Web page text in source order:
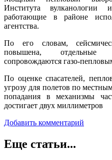
Института
работающие в районе
агентства.
По его словам,
повышена, отдельные
сопровождаются газо-
По оценке спасателей,
угрозу для полетов по
попадания в механизмы
достигает двух миллиметров
Добавить комментарий
Еще статьи...